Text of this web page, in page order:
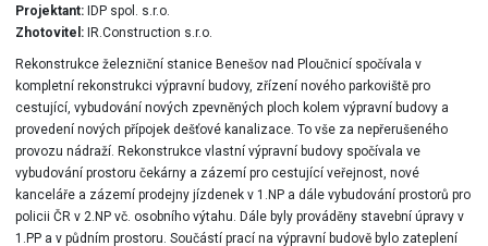
Projektant:IDP spol. s.r.o.
Zhotovitel:IR.Construction s.r.o.
Rekonstrukce železniční stanice Benešov nad Ploučnicí spočívala v
kompletní rekonstrukci výpravní budovy, zřízení nového parkoviště pro
cestující, vybudování nových zpevněných ploch kolem výpravní budovy a
provedení nových přípojek dešťové kanalizace. To vše za nepřerušeného
provozu nádraží. Rekonstrukce vlastní výpravní budovy spočívala ve
vybudování prostoru čekárny a zázemí pro cestující veřejnost, nové
kanceláře a zázemí prodejny jízdenek v 1.NP a dále vybudování prostorů pro
policii ČR v 2.NP vč. osobního výtahu. Dále byly prováděny stavební úpravy v
1.PP a v půdním prostoru. Součástí prací na výpravní budově bylo zateplení